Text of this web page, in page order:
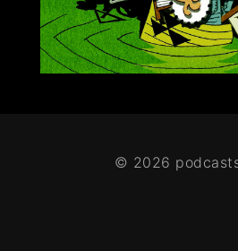
© 2026